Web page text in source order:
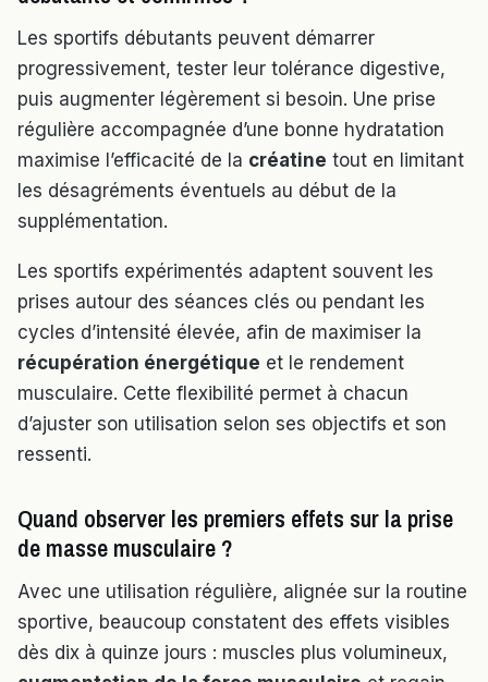
Les sportifs débutants peuvent démarrer
progressivement, tester leur tolérance digestive,
puis augmenter légèrement si besoin. Une prise
régulière accompagnée d’une bonne hydratation
maximise l’efficacité de la créatine tout en limitant
les désagréments éventuels au début de la
supplémentation.
Les sportifs expérimentés adaptent souvent les
prises autour des séances clés ou pendant les
cycles d’intensité élevée, afin de maximiser la
récupération énergétique et le rendement
musculaire. Cette flexibilité permet à chacun
d’ajuster son utilisation selon ses objectifs et son
ressenti.
Quand observer les premiers effets sur la prise
de masse musculaire ?
Avec une utilisation régulière, alignée sur la routine
sportive, beaucoup constatent des effets visibles
dès dix à quinze jours : muscles plus volumineux,